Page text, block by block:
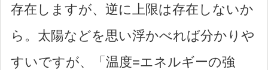
存在しますが、逆に上限は存在しないか
ら。太陽などを思い浮かべれば分かりや
すいですが、「温度=エネルギーの強